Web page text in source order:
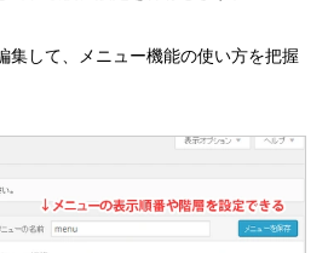
集して、メニュー機能の使い方を把握